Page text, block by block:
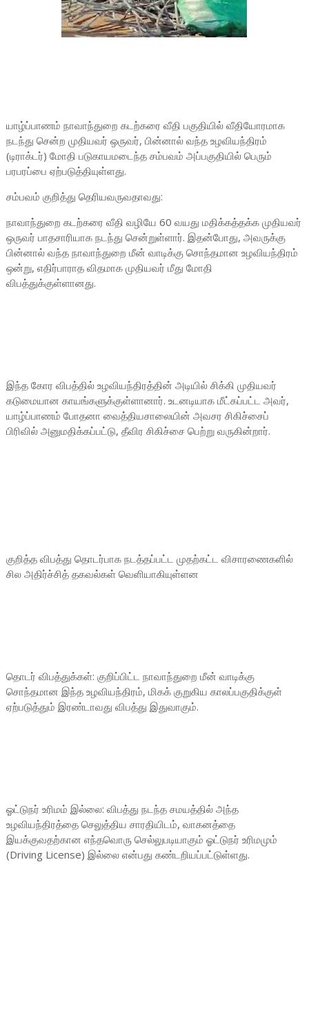
யாழ்ப்பாணம் நாவாந்துறை கடற்கரை வீதி பகுதியில் வீதியோரமாக
நடந்து சென்ற முதியவர் ஒருவர், பின்னால் வந்த உழவியந்திரம்
(டிராக்டர்) மோதி படுகாயமடைந்த சம்பவம் அப்பகுதியில் பெரும்
பரபரப்பை ஏற்படுத்தியுள்ளது.
சம்பவம் குறித்து தெரியவருவதாவது:
நாவாந்துறை கடற்கரை வீதி வழியே 60 வயது மதிக்கத்தக்க முதியவர்
ஒருவர் பாதசாரியாக நடந்து சென்றுள்ளார். இதன்போது, அவருக்கு
பின்னால் வந்த நாவாந்துறை மீன் வாடிக்கு சொந்தமான உழவியந்திரம்
ஒன்று, எதிர்பாராத விதமாக முதியவர் மீது மோதி
விபத்துக்குள்ளானது.
இந்த கோர விபத்தில் உழவியந்திரத்தின் அடியில் சிக்கி முதியவர்
கடுமையான காயங்களுக்குள்ளானார். உடனடியாக மீட்கப்பட்ட அவர்,
யாழ்ப்பாணம் போதனா வைத்தியசாலையின் அவசர சிகிச்சைப்
பிரிவில் அனுமதிக்கப்பட்டு, தீவிர சிகிச்சை பெற்று வருகின்றார்.
குறித்த விபத்து தொடர்பாக நடத்தப்பட்ட முதற்கட்ட விசாரணைகளில்
சில அதிர்ச்சித் தகவல்கள் வெளியாகியுள்ளன
தொடர் விபத்துக்கள்: குறிப்பிட்ட நாவாந்துறை மீன் வாடிக்கு
சொந்தமான இந்த உழவியந்திரம், மிகக் குறுகிய காலப்பகுதிக்குள்
ஏற்படுத்தும் இரண்டாவது விபத்து இதுவாகும்.
ஓட்டுநர் உரிமம் இல்லை: விபத்து நடந்த சமயத்தில் அந்த
உழவியந்திரத்தை செலுத்திய சாரதியிடம், வாகனத்தை
இயக்குவதற்கான எந்தவொரு செல்லுபடியாகும் ஓட்டுநர் உரிமமும்
(Driving License) இல்லை என்பது கண்டறியப்பட்டுள்ளது.